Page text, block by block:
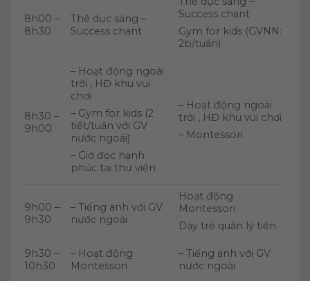
8h00 –
8h30
Thể dục sáng –
Success chant
Success chant
Gym for kids (GVNN:
2b/tuần)
8h30 –
9h00
– Hoạt động ngoài
trời , HĐ khu vui
chơi
– Gym for kids (2
tiết/tuần với GV
nước ngoài)
– Giờ đọc hạnh
phúc tại thư viện
– Hoạt động ngoài
trời , HĐ khu vui chơi
– Montessori
9h00 –
9h30
– Tiếng anh với GV
nước ngoài
Hoạt động
Montessori
Dạy trẻ quản lý tiền
9h30 –
10h30
– Hoạt động
Montessori
– Tiếng anh với GV
nước ngoài